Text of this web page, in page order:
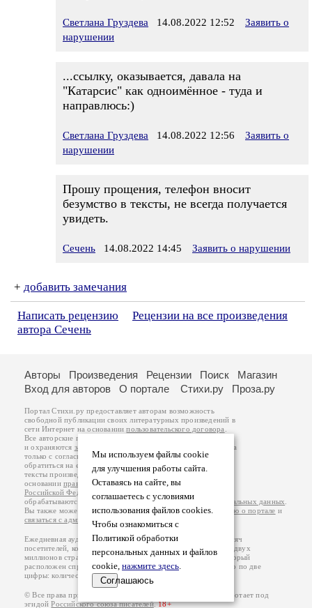
Светлана Груздева 14.08.2022 12:52
Заявить о
нарушении
...ссылку, оказывается, давала на
"Катарсис" как одноимённое - туда и
направлюсь:)
Светлана Груздева 14.08.2022 12:56
Заявить о
нарушении
Прошу прощения, телефон вносит
безумство в тексты, не всегда получается
увидеть.
Сечень 14.08.2022 14:45 Заявить о нарушении
+ добавить замечания
Написать рецензию
Рецензии на все произведения
автора Сечень
Мы используем файлы cookie
для улучшения работы сайта.
Оставаясь на сайте, вы
соглашаетесь с условиями
использования файлов cookies.
Чтобы ознакомиться с
Политикой обработки
персональных данных и файлов
cookie, нажмите здесь.
Соглашаюсь
Авторы Произведения Рецензии Поиск
Магазин
Вход для авторов
О портале Стихи.ру Проза.ру
Портал Стихи.ру предоставляет авторам возможность
свободной публикации своих литературных произведений в
сети Интернет на основаниипользовательского договора
Все авторские права на произведения принадлежат авторам
и охраняются законом
. Перепечатка произведений возможна
только с согласия его автора, к которому вы можете
обратиться на его авторской странице. Ответственность за
тексты произведений авторы несут самостоятельно на
основанииправил публикацииизаконодательства
Российской Федерации
обрабатываются на основанииПолитики обработки персональных данных
Вы также можете посмотреть более подробнуюинформацию о портале и
связаться с администрацией
Ежедневная аудитория портала Стихи.ру – порядка 200 тысяч
посетителей, которые в общей сумме просматривают более двух
миллионов страниц по данным счетчика посещаемости, который
расположен справа от этого текста. В каждой графе указано по две
цифры: количество просмотров и количество посетителей.
© Все права принадлежат авторам, 2000-2026. Портал работает под
эгидойРоссийского союза писателей.18+